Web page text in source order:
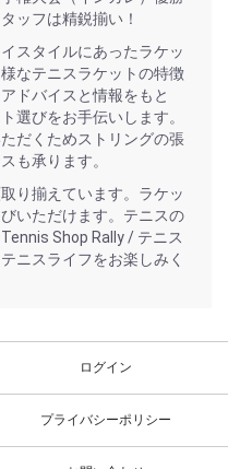
ッフは精鋭揃い！
スタイルにあったラケッ
なテニスラケットの特徴
ドバイスと情報をもと
選びをお手伝いします。
だくためストリングの張
も承ります。
り揃えています。ラケッ
いただけます。テニスの
Shop Rally / テニス
ニスライフをお楽しみく
ログイン
プライバシーポリシー